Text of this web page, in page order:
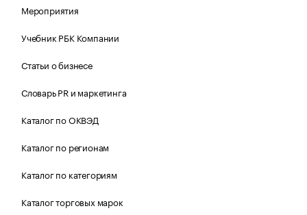
Мероприятия
Учебник РБК Компании
Статьи о бизнесе
Словарь PR и маркетинга
Каталог по ОКВЭД
Каталог по регионам
Каталог по категориям
Каталог торговых марок